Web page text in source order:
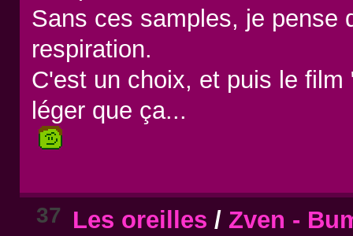
Sans ces samples, je pense
respiration.
C'est un choix, et puis le
léger que ça...
37 Les oreilles / Zven -